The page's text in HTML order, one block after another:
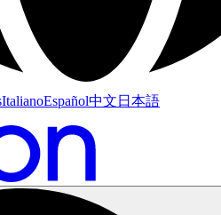
ItalianoEspañol中文 日本語